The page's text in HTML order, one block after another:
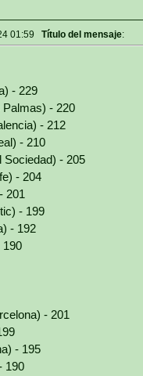
01:59 Título del mensaje:
- 229
Palmas) - 220
- 212
- 210
Sociedad) - 205
- 204
201
- 199
- 192
190
- 201
- 195
190